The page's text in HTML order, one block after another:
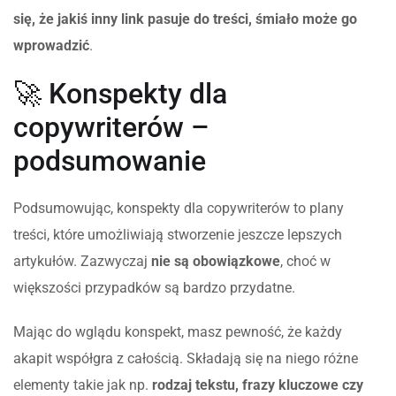
się, że jakiś inny link pasuje do treści, śmiało może go
wprowadzić.
🚀 Konspekty dla
copywriterów –
podsumowanie
Podsumowując, konspekty dla copywriterów to plany
treści, które umożliwiają stworzenie jeszcze lepszych
artykułów. Zazwyczaj nie są obowiązkowe, choć w
większości przypadków są bardzo przydatne.
Mając do wglądu konspekt, masz pewność, że każdy
akapit współgra z całością. Składają się na niego różne
elementy takie jak np. rodzaj tekstu, frazy kluczowe czy